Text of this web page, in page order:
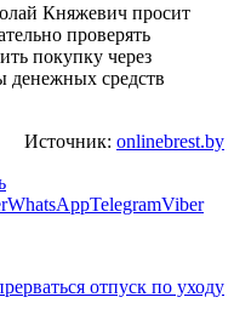
Княжевич просит
проверять
покупку через
денежных средств
Источник: onlinebrest.by
WhatsAppTelegramViber
отпуск по уходу